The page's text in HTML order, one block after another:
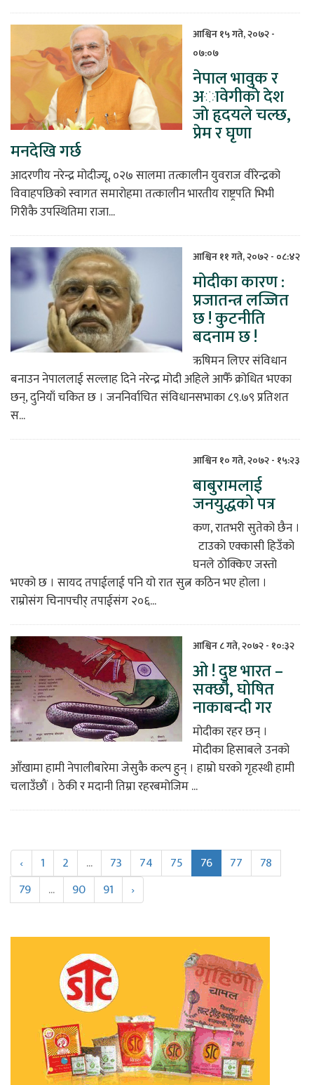
आश्विन १५ गते, २०७२ -
०७:०७
नेपाल भावुक र
अावेगीकाे देश
जाे हृदयले चल्छ,
प्रेम र घृणा
मनदेखि गर्छ
आदरणीय नरेन्द्र मोदीज्यू, ०२७ सालमा तत्कालीन युवराज वीरेन्द्रको
विवाहपछिको स्वागत समारोहमा तत्कालीन भारतीय राष्ट्रपति भिभी
गिरीकै उपस्थितिमा राजा...
आश्विन ११ गते, २०७२ - ०८:४२
मोदीका कारण :
प्रजातन्त्र लज्जित
छ ! कुटनीति
बदनाम छ !
ऋषिमन लिएर संविधान
बनाउन नेपाललाई सल्लाह दिने नरेन्द्र मोदी अहिले आफैँ क्रोधित भएका
छन्, दुनियाँ चकित छ । जननिर्वाचित संविधानसभाका ८९.७९ प्रतिशत
स...
आश्विन १० गते, २०७२ - १५:२३
बाबुरामलाई
जनयुद्धको पत्र
कण, रातभरी सुतेको छैन ।
टाउको एक्कासी हिउँको
घनले ठोक्किए जस्तो
भएको छ । सायद तपाईलाई पनि यो रात सुत्न कठिन भए होला ।
राम्रोसंग चिनापचीर् तपाईसंग २०६...
आश्विन ८ गते, २०७२ - १०:३२
ओ ! दुष्ट भारत –
सक्छौ, घोषित
नाकाबन्दी गर
मोदीका रहर छन् ।
मोदीका हिसाबले उनको
आँखामा हामी नेपालीबारेमा जेसुकै कल्प हुन् । हाम्रो घरको गृहस्थी हामी
चलाउँछौं । ठेकी र मदानी तिम्रा रहरबमोजिम ...
‹ 1 2 ... 73 74 75 76 77
78
79
... 90 91 ›